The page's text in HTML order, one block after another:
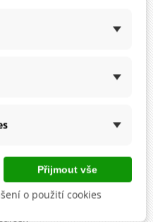
Přijmout vše
o použití cookies